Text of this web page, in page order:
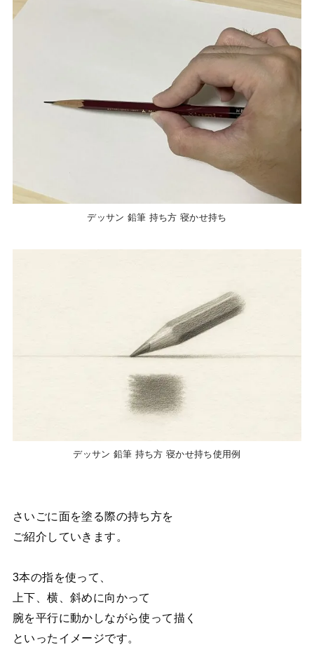
デッサン 鉛筆 持ち方 寝かせ持ち
デッサン 鉛筆 持ち方 寝かせ持ち使用例
さいごに面を塗る際の持ち方を
ご紹介していきます。
3本の指を使って、
上下、横、斜めに向かって
腕を平行に動かしながら使って描く
といったイメージです。